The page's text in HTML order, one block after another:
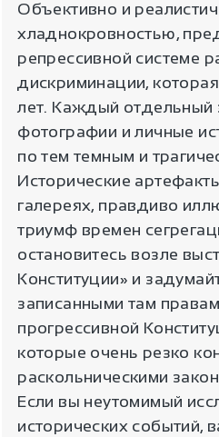
Объективно и
хладнокровностью,
репрессивной системе
дискриминации,
лет. Каждый отдельный
фотографии и личные
по тем темным и
Исторические
галереях, правдиво
триумф времен
остановитесь возле
Конституции» и
записанными там
прогрессивной
которые очень резко
раскольническими
Если вы неутомимый
исторических событий,